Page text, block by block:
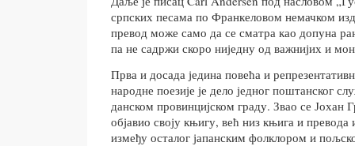
српских песама по Франкеловом немачком
превод може само да се сматра као допуна
па не садржи скоро ниједну од важнијих и
Прва и досада једина повећа и
народне поезије је дело једног поштанског
данском провинцијском граду. Звао се Јохан
објавио своју књигу, већ низ књига и превода
између осталог јапанским фолклором и